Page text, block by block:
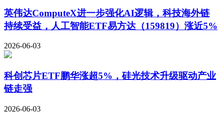
英伟达ComputeX进一步强化AI逻辑，科技海外链
持续受益，人工智能ETF易方达（159819）涨近5%
2026-06-03
科创芯片ETF鹏华涨超5%，硅光技术升级驱动产业
链走强
2026-06-03